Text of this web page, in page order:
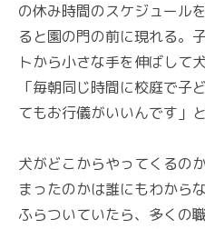
の休み時間のスケジュール
ると園の門の前に現れる。
トから小さな手を伸ばして
「毎朝同じ時間に校庭で子
てもお行儀がいいんです」
犬がどこからやってくるの
まったのかは誰にもわから
ふらついていたら、多くの